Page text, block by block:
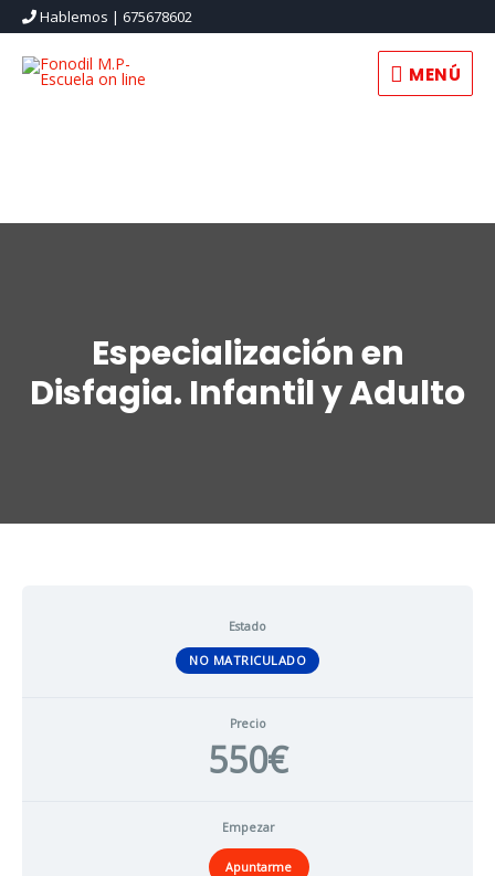
Hablemos | 675678602
MENÚ
MENÚ
Especialización en
Disfagia. Infantil y Adulto
Estado
NO MATRICULADO
Precio
550€
Empezar
Apuntarme